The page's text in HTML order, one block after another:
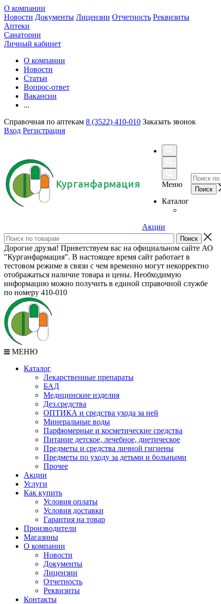
О компании
Новости Документы Лицензии Отчетность Реквизиты
Аптеки
Санатории
Личный кабинет
О компании
Новости
Статьи
Вопрос-ответ
Вакансии
...
Справочная по аптекам 8 (3522) 410-010 Заказать звонок
Вход Регистрация
Курганфармация
Меню
Каталог
Акции
Дорогие друзья! Приветствуем вас на официальном сайте АО
"Курганфармация". В настоящее время сайт работает в
тестовом режиме в связи с чем временно могут некорректно
отображаться наличие товара и цены. Необходимую
информацию можно получить в единой справочной службе
по номеру 410-010
МЕНЮ
Каталог
Лекарственные препараты
БАД
Медицинские изделия
Дез.средства
ОПТИКА и средства ухода за ней
Минеральные воды
Парфюмерные и косметические средства
Питание детское, лечебное, диетическое
Предметы и средства личной гигиены
Предметы по уходу за детьми и больными
Прочее
Акции
Услуги
Как купить
Условия оплаты
Условия доставки
Гарантия на товар
Производители
Магазины
О компании
Новости
Документы
Лицензии
Отчетность
Реквизиты
Контакты